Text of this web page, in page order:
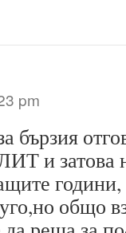
pm
бързия
и затова
общо